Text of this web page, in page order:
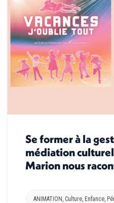
Se former à la
médiation
Marion nous
ANIMATION Culture Enfance